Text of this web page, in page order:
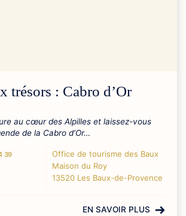
trésors : Cabro d’Or
au cœur des Alpilles et laissez-vous
de la Cabro d’Or…
39
Office de tourisme des Baux
Maison du Roy
13520 Les Baux-de-Provence
EN SAVOIR PLUS